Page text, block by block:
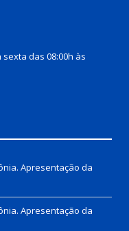
das 08:00h às
Apresentação da
Apresentação da